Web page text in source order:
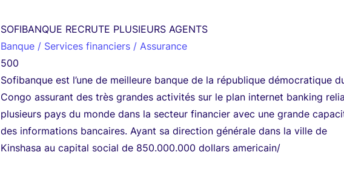
SOFIBANQUE RECRUTE PLUSIEURS AGENTS
Banque / Services financiers / Assurance
500
Sofibanque est l’une de meilleure banque de la république démocratique
Congo assurant des très grandes activités sur le plan internet banking
plusieurs pays du monde dans la secteur financier avec une grande
des informations bancaires. Ayant sa direction générale dans la ville de
Kinshasa au capital social de 850.000.000 dollars americain/